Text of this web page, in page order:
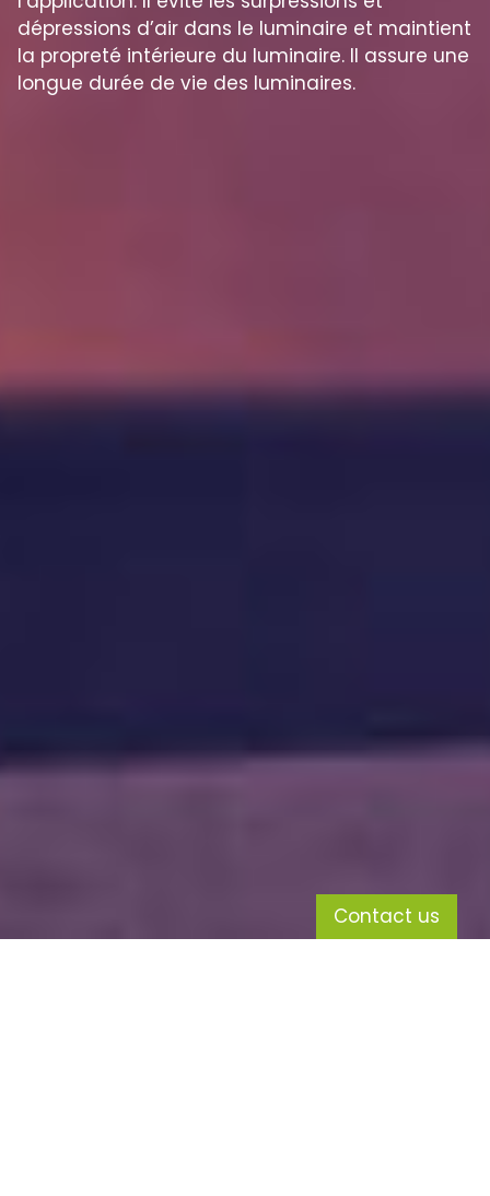
Contact us
dépressions d’air dans le luminaire et maintient
la propreté intérieure du luminaire. Il assure une
longue durée de vie des luminaires.